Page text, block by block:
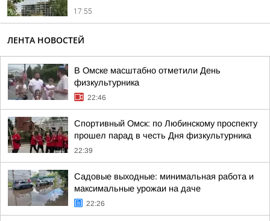
17:55
ЛЕНТА НОВОСТЕЙ
В Омске масштабно отметили День
физкультурника
22:46
Спортивный Омск: по Любинскому проспекту
прошел парад в честь Дня физкультурника
22:39
Садовые выходные: минимальная работа и
максимальные урожаи на даче
22:26